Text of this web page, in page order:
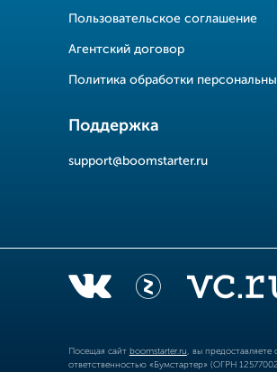
Пользовательское соглашение
Агентский договор
Политика обработки
Поддержка
support@boomstarter.ru
Посещая сайт boomstarter.ru , вы
ответственностью «Бумстартер» (ОГРН